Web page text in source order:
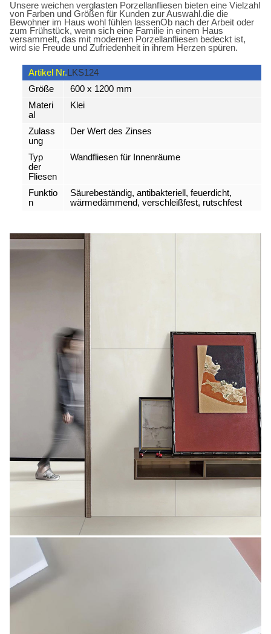
Unsere weichen verglasten Porzellanfliesen bieten eine Vielzahl
von Farben und Größen für Kunden zur Auswahl.die die
Bewohner im Haus wohl fühlen lassenOb nach der Arbeit oder
zum Frühstück, wenn sich eine Familie in einem Haus
versammelt, das mit modernen Porzellanfliesen bedeckt ist,
wird sie Freude und Zufriedenheit in ihrem Herzen spüren.
Artikel Nr. LKS124
Größe
600 x 1200 mm
Materi
al
Klei
Zulass
ung
Der Wert des Zinses
Typ
der
Fliesen
Wandfliesen für Innenräume
Funktio
n
Säurebeständig, antibakteriell, feuerdicht,
wärmedämmend, verschleißfest, rutschfest